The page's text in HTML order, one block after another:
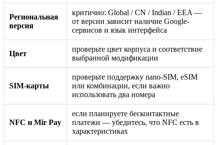
Региональная
версия
критично: Global / CN / Indian / EEA —
от версии зависит наличие Google-
сервисов и язык интерфейса
Цвет
проверьте цвет корпуса и соответствие
выбранной модификации
SIM-карты
проверьте поддержку nano-SIM, eSIM
или комбинации, если важно
использовать два номера
NFC и Mir Pay
если планируете бесконтактные
платежи — убедитесь, что NFC есть в
характеристиках